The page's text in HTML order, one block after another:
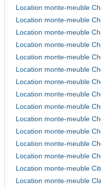
Location monte-meuble
Location monte-meuble
Location monte-meuble
Location monte-meuble
Location monte-meuble
Location monte-meuble
Location monte-meuble
Location monte-meuble
Location monte-meuble
Location monte-meuble
Location monte-meuble
Location monte-meuble
Location monte-meuble
Location monte-meuble
Location monte-meuble